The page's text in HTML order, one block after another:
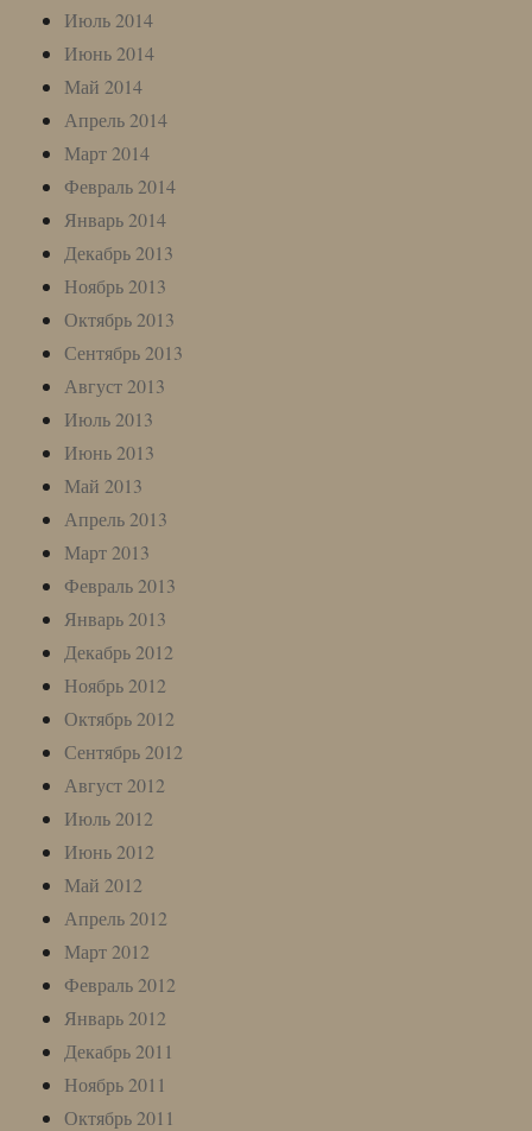
Июль 2014
Июнь 2014
Май 2014
Апрель 2014
Март 2014
Февраль 2014
Январь 2014
Декабрь 2013
Ноябрь 2013
Октябрь 2013
Сентябрь 2013
Август 2013
Июль 2013
Июнь 2013
Май 2013
Апрель 2013
Март 2013
Февраль 2013
Январь 2013
Декабрь 2012
Ноябрь 2012
Октябрь 2012
Сентябрь 2012
Август 2012
Июль 2012
Июнь 2012
Май 2012
Апрель 2012
Март 2012
Февраль 2012
Январь 2012
Декабрь 2011
Ноябрь 2011
Октябрь 2011